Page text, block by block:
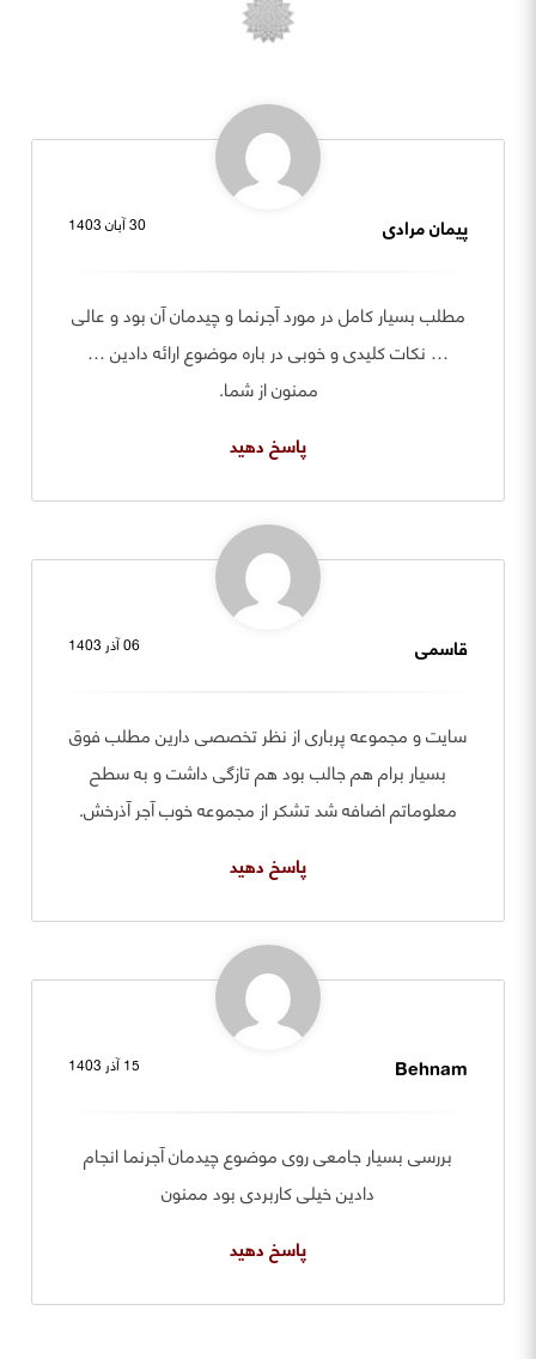
پیمان مرادی 30 آبان 1403
مطلب بسیار کامل در مورد آجرنما و چیدمان آن بود و عالی
… نکات کلیدی و خوبی در باره موضوع ارائه دادین …
ممنون از شما.
پاسخ دهید
قاسمی 06 آذر 1403
سایت و مجموعه پرباری از نظر تخصصی دارین مطلب فوق
بسیار برام هم جالب بود هم تازگی داشت و به سطح
معلوماتم اضافه شد تشکر از مجموعه خوب آجر آذرخش.
پاسخ دهید
Behnam 15 آذر 1403
بررسی بسیار جامعی روی موضوع چیدمان آجرنما انجام
دادین خیلی کاربردی بود ممنون
پاسخ دهید